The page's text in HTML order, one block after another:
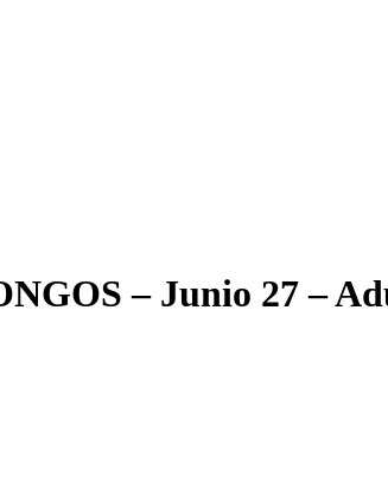
– Junio 27 –